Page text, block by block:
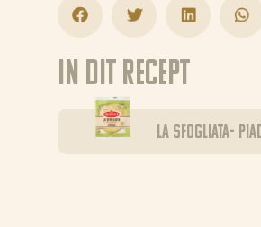
In dit recept
La Sfogliata-